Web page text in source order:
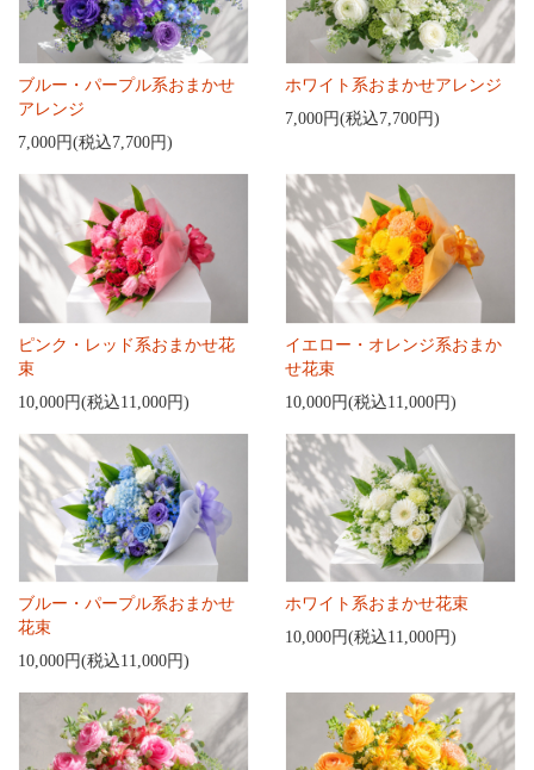
ブルー・パープル系おまかせ
アレンジ
7,000円(税込7,700円)
ホワイト系おまかせアレンジ
7,000円(税込7,700円)
ピンク・レッド系おまかせ花
束
10,000円(税込11,000円)
イエロー・オレンジ系おまか
せ花束
10,000円(税込11,000円)
ブルー・パープル系おまかせ
花束
10,000円(税込11,000円)
ホワイト系おまかせ花束
10,000円(税込11,000円)